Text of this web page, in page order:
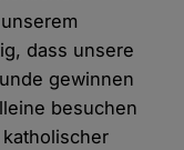
dass unsere
gewinnen
besuchen